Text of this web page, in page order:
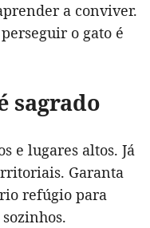
a conviver.
o gato é
sagrado
e lugares altos. Já
Garanta
refúgio para